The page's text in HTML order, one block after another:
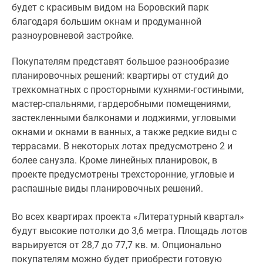
стиле
ретро.
Здесь
жителей
обустроят
лаунж-
зоны
с
мягкой
мебелью,
быстрые
лифты,
колясочные
зоны
хранения
велосипедов.
Входные
будет с красивым видом на Боровский парк
благодаря большим окнам и продуманной
разноуровневой застройке.
Покупателям представят большое разнообразие
планировочных решений: квартиры от студий до
трехкомнатных с просторными кухнями-гостиными,
мастер-спальнями, гардеробными помещениями,
застекленными балконами и лоджиями, угловыми
окнами и окнами в ванных, а также редкие виды с
террасами. В некоторых лотах предусмотрено 2 и
более санузла. Кроме линейных планировок, в
проекте предусмотрены трехсторонние, угловые и
распашные виды планировочных решений.
Во всех квартирах проекта «Литературный квартал»
будут высокие потолки до 3,6 метра. Площадь лотов
варьируется от 28,7 до 77,7 кв. м. Опционально
покупателям можно будет приобрести готовую